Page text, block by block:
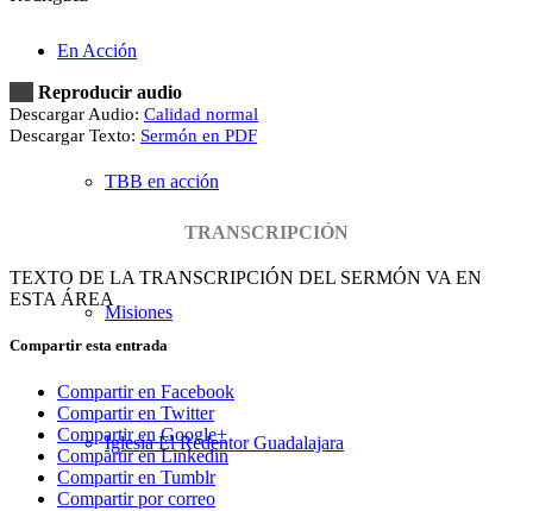
En Acción
TBB en acción
Misiones
Iglesia El Redentor Guadalajara
Reproducir audio
Descargar Audio: Calidad normal
Descargar Texto: Sermón en PDF
TRANSCRIPCIÓN
TEXTO DE LA TRANSCRIPCIÓN DEL SERMÓN VA EN
ESTA ÁREA
Compartir esta entrada
Compartir en Facebook
Compartir en Twitter
Compartir en Google+
Compartir en Linkedin
Compartir en Tumblr
Compartir por correo